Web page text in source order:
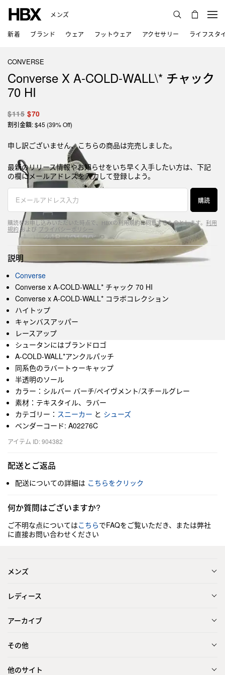
メンズ
新着 ブランド ウェア フットウェア アクセサリー ライフスタ
CONVERSE
Converse X A-COLD-WALL\* チャック
70 HI
$115 $70
割引金額: $45 (39% Off)
申し訳ございません、こちらの商品は完売しました。
最新のリリース情報やお知らせをいち早く入手したい方は、下記
の欄にメールアドレスを入力して登録しよう。
購読
購読をお申し込みいただいた時点で、HBXの利用規約に同意するものとします。 利用
規約および プライバシーポリシー
説明
Converse
Converse x A-COLD-WALL* チャック 70 HI
Converse x A-COLD-WALL* コラボコレクション
ハイトップ
キャンバスアッパー
レースアップ
シュータンにはブランドロゴ
A-COLD-WALL*アンクルパッチ
同系色のラバートゥーキャップ
半透明のソール
カラー：シルバー バーチ/ペイヴメント/スチールグレー
素材：テキスタイル、ラバー
カテゴリー： スニーカー と シューズ
ベンダーコード: A02276C
アイテム ID: 904382
配送とご返品
配送についての詳細は こちらをクリック
何か質問はございますか?
ご不明な点についてはこちらでFAQをご覧いただき、または弊社
に直接お問い合わせください
メンズ
レディース
アーカイブ
その他
他のサイト